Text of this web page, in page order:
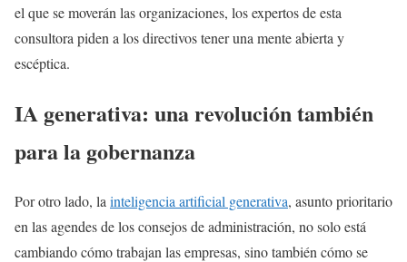
el que se moverán las organizaciones, los expertos de esta
consultora piden a los directivos tener una mente abierta y
escéptica.
IA generativa: una revolución también
para la gobernanza
Por otro lado, la inteligencia artificial generativa, asunto prioritario
en las agendes de los consejos de administración, no solo está
cambiando cómo trabajan las empresas, sino también cómo se